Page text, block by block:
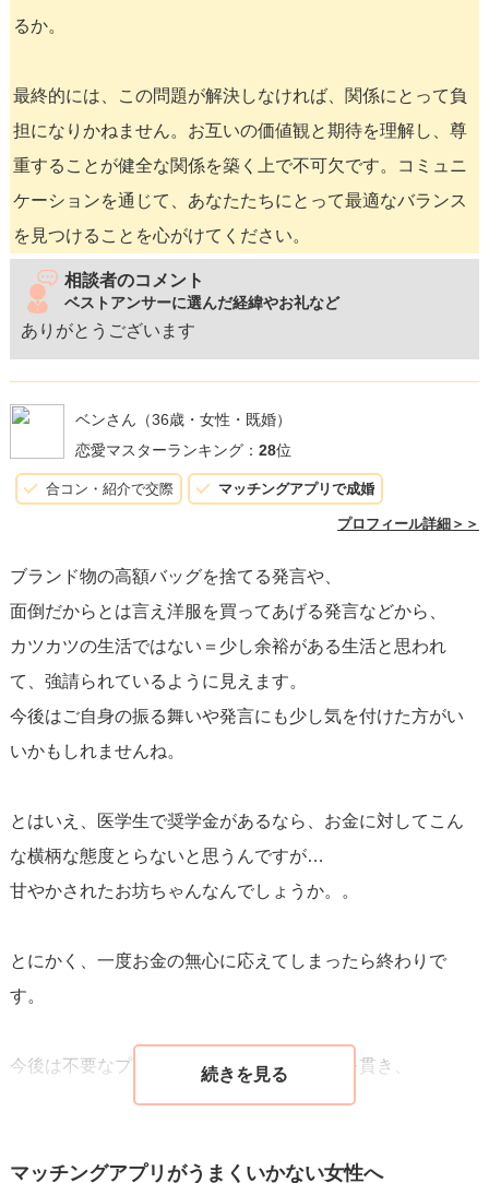
るか。
最終的には、この問題が解決しなければ、関係にとって負
担になりかねません。お互いの価値観と期待を理解し、尊
重することが健全な関係を築く上で不可欠です。コミュニ
ケーションを通じて、あなたたちにとって最適なバランス
を見つけることを心がけてください。
相談者のコメント
ベストアンサーに選んだ経緯やお礼など
ありがとうございます
ベンさん （36歳・女性・既婚）
恋愛マスターランキング： 28位
合コン・紹介で交際 マッチングアプリで成婚
プロフィール詳細＞＞
ブランド物の高額バッグを捨てる発言や、
面倒だからとは言え洋服を買ってあげる発言などから、
カツカツの生活ではない＝少し余裕がある生活と思われ
て、強請られているように見えます。
今後はご自身の振る舞いや発言にも少し気を付けた方がい
いかもしれませんね。
とはいえ、医学生で奨学金があるなら、お金に対してこん
な横柄な態度とらないと思うんですが…
甘やかされたお坊ちゃんなんでしょうか。。
とにかく、一度お金の無心に応えてしまったら終わりで
す。
今後は不要なプレゼントや奢りは一切無しを貫き、
なく、クリスマスや誕生日に派手に使いたい派
マッチングアプリがうまくいかない女性へ